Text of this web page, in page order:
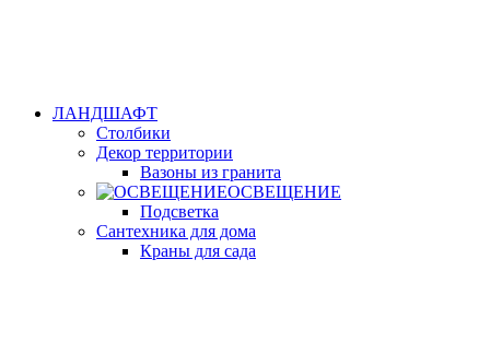
ЛАНДШАФТ
Столбики
Декор территории
Вазоны из гранита
ОСВЕЩЕНИЕ
Подсветка
Сантехника для дома
Краны для сада